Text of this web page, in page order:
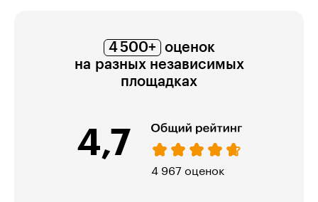
4 500+
оценок
на разных независимых
площадках
4,7
974 оценки